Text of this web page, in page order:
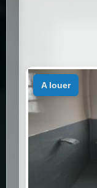
a louer